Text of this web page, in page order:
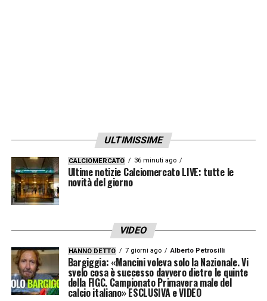
ULTIMISSIME
CALCIOMERCATO 36 minuti ago
Ultime notizie Calciomercato LIVE: tutte le
novità del giorno
VIDEO
HANNO DETTO 7 giorni ago Alberto Petrosilli
Bargiggia: «Mancini voleva solo la Nazionale. Vi
svelo cosa è successo davvero dietro le quinte
della FIGC. Campionato Primavera male del
calcio italiano» ESCLUSIVA e VIDEO